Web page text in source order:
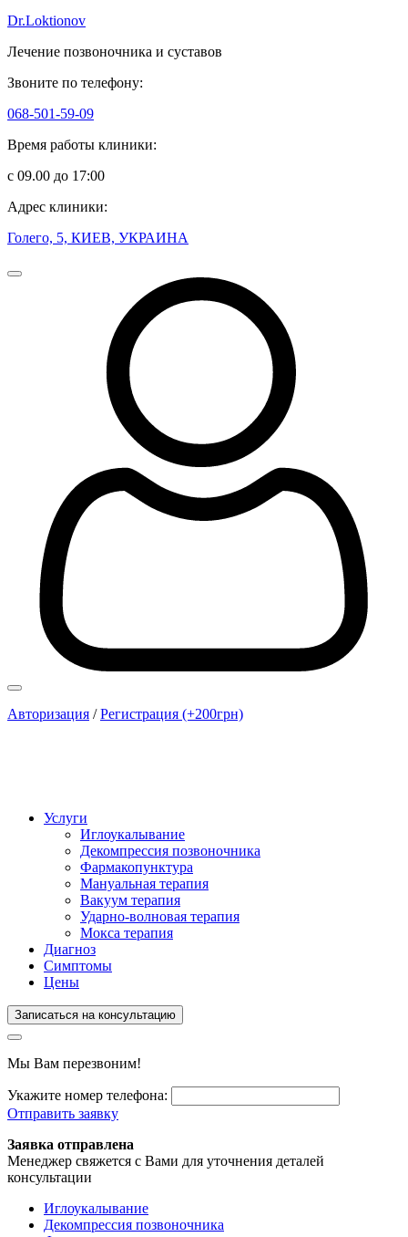
Dr.Loktionov
Лечение позвоночника и суставов
Звоните по телефону:
068-501-59-09
Время работы клиники:
с 09.00 до 17:00
Адрес клиники:
Голего, 5, КИЕВ, УКРАИНА
Авторизация /Регистрация (+200грн)
Услуги
Иглоукалывание
Декомпрессия позвоночника
Фармакопунктура
Мануальная терапия
Вакуум терапия
Ударно-волновая терапия
Мокса терапия
Диагноз
Симптомы
Цены
Записаться на консультацию
Мы Вам перезвоним!
Укажите номер телефона:
Отправить заявку
Заявка отправлена
Менеджер свяжется с Вами для уточнения деталей
консультации
Иглоукалывание
Декомпрессия позвоночника